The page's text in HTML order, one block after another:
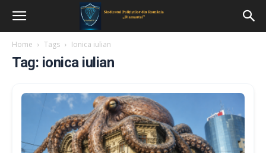
Home Tags Ionica iulian
Tag: ionica iulian